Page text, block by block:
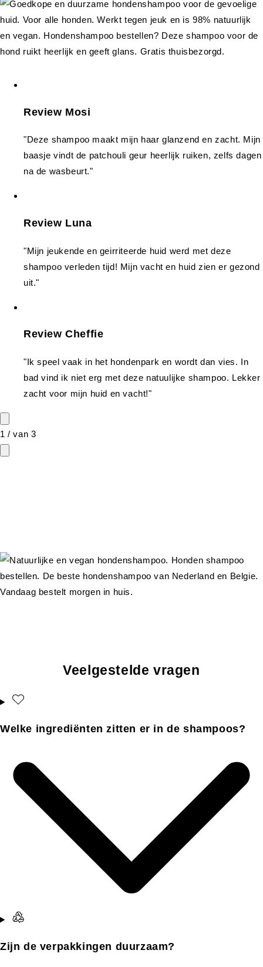
Review Mosi
"Deze shampoo maakt mijn haar glanzend en zacht. Mijn
baasje vindt de patchouli geur heerlijk ruiken, zelfs dagen
na de wasbeurt."
Review Luna
"Mijn jeukende en geirriteerde huid werd met deze
shampoo verleden tijd! Mijn vacht en huid zien er gezond
uit."
Review Cheffie
"Ik speel vaak in het hondenpark en wordt dan vies. In
bad vind ik niet erg met deze natuulijke shampoo. Lekker
zacht voor mijn huid en vacht!"
1 /van 3
Veelgestelde vragen
Welke ingrediënten zitten er in de shampoos?
Zijn de verpakkingen duurzaam?